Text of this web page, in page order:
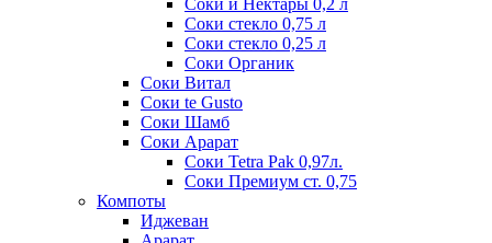
Соки и Нектары 0,2 л
Соки стекло 0,75 л
Соки стекло 0,25 л
Соки Органик
Соки Витал
Соки te Gusto
Соки Шамб
Соки Арарат
Соки Tetra Pak 0,97л.
Соки Премиум ст. 0,75
Компоты
Иджеван